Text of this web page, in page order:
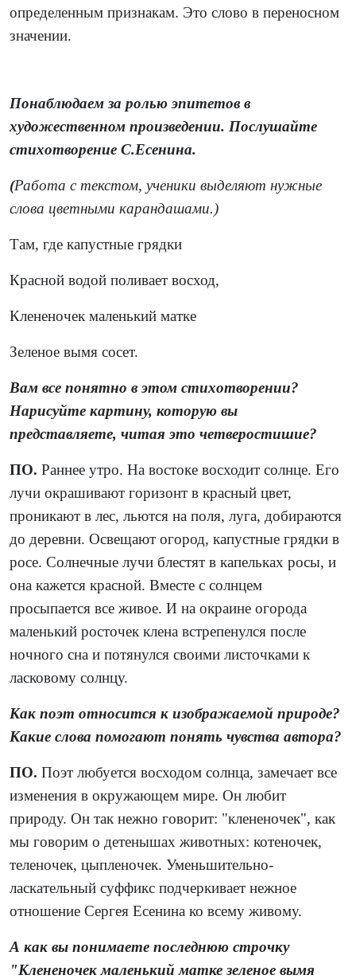
определенным признакам. Это слово в переносном
значении.
Понаблюдаем за ролью эпитетов в
художественном произведении. Послушайте
стихотворение С.Есенина.
(Работа с текстом, ученики выделяют нужные
слова цветными карандашами.)
Там, где капустные грядки
Красной водой поливает восход,
Клененочек маленький матке
Зеленое вымя сосет.
Вам все понятно в этом стихотворении?
Нарисуйте картину, которую вы
представляете, читая это четверостишие?
ПО. Раннее утро. На востоке восходит солнце. Его
лучи окрашивают горизонт в красный цвет,
проникают в лес, льются на поля, луга, добираются
до деревни. Освещают огород, капустные грядки в
росе. Солнечные лучи блестят в капельках росы, и
она кажется красной. Вместе с солнцем
просыпается все живое. И на окраине огорода
маленький росточек клена встрепенулся после
ночного сна и потянулся своими листочками к
ласковому солнцу.
Как поэт относится к изображаемой природе?
Какие слова помогают понять чувства автора?
ПО. Поэт любуется восходом солнца, замечает все
изменения в окружающем мире. Он любит
природу. Он так нежно говорит: "клененочек", как
мы говорим о детенышах животных: котеночек,
теленочек, цыпленочек. Уменьшительно-
ласкательный суффикс подчеркивает нежное
отношение Сергея Есенина ко всему живому.
А как вы понимаете последнюю строчку
"Клененочек маленький матке зеленое вымя